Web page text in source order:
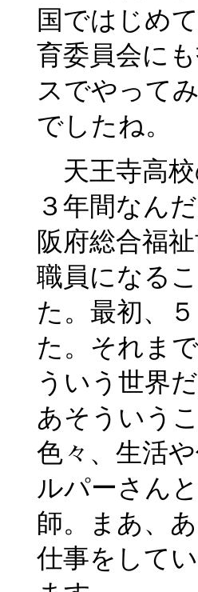
国ではじめ
育委員会に
スでやって
でしたね。
天王寺高校
３年間なん
阪府総合福
職員になる
た。最初、
た。それま
ういう世界
あそういう
色々、生活
ルパーさん
師。まあ、
仕事をして